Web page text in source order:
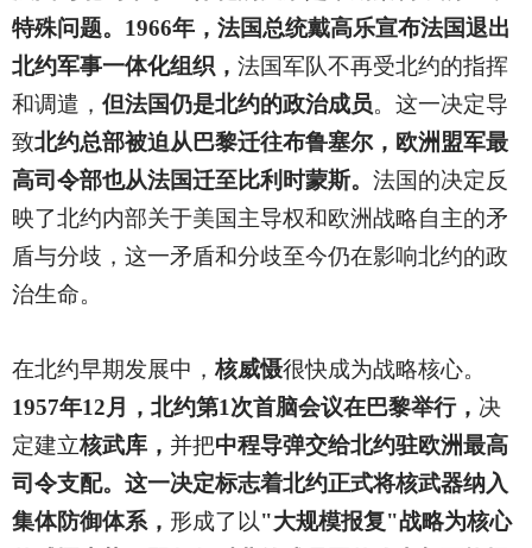
特殊问题。1966年，法国总统戴高乐宣布法国退出
北约军事一体化组织， 法国军队不再受北约的指挥
和调遣， 但法国仍是北约的政治成员。这一决定导
致北约总部被迫从巴黎迁往布鲁塞尔，欧洲盟军最
高司令部也从法国迁至比利时蒙斯。 法国的决定反
映了北约内部关于美国主导权和欧洲战略自主的矛
盾与分歧，这一矛盾和分歧至今仍在影响北约的政
治生命。
在北约早期发展中，核威慑很快成为战略核心。
1957年12月，北约第1次首脑会议在巴黎举行， 决
定建立核武库， 并把中程导弹交给北约驻欧洲最高
司令支配。这一决定标志着北约正式将核武器纳入
集体防御体系， 形成了以"大规模报复"战略为核心